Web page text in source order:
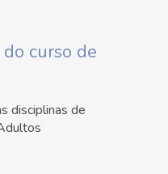
curso de
disciplinas de